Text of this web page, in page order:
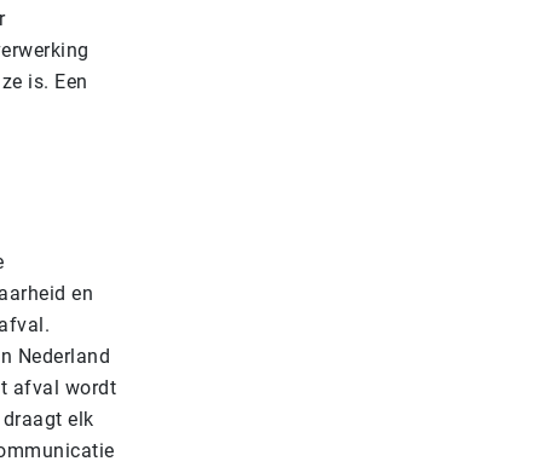
is. Een
en
Nederland
afval wordt
elk